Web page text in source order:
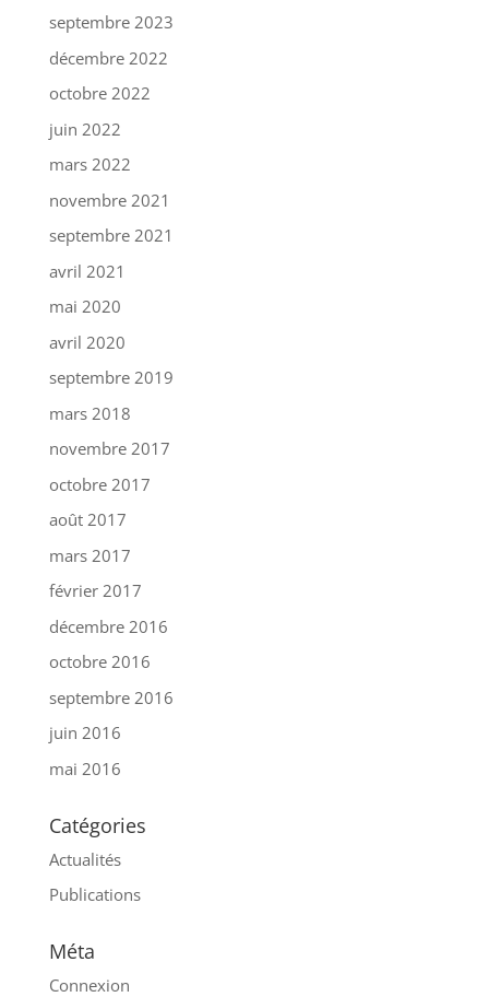
septembre 2023
décembre 2022
octobre 2022
juin 2022
mars 2022
novembre 2021
septembre 2021
avril 2021
mai 2020
avril 2020
septembre 2019
mars 2018
novembre 2017
octobre 2017
août 2017
mars 2017
février 2017
décembre 2016
octobre 2016
septembre 2016
juin 2016
mai 2016
Catégories
Actualités
Publications
Méta
Connexion